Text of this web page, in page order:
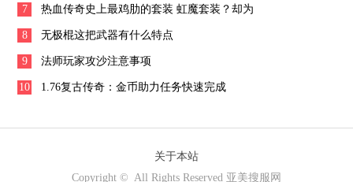
7 热血传奇史上最鸡肋的套装 虹魔套装？却为
何在当年被众玩家追捧？上集
8 无极棍这把武器有什么特点
9 法师玩家攻沙注意事项
10 1.76复古传奇：金币助力任务快速完成
关于本站
Copyright © All Rights Reserved 亚美搜服网